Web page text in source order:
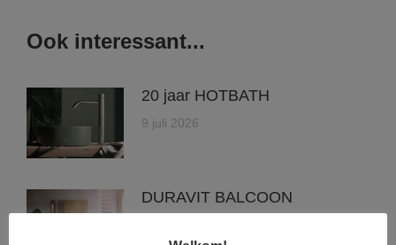
Ook interessant...
20 jaar HOTBATH
9 juli 2026
DURAVIT BALCOON